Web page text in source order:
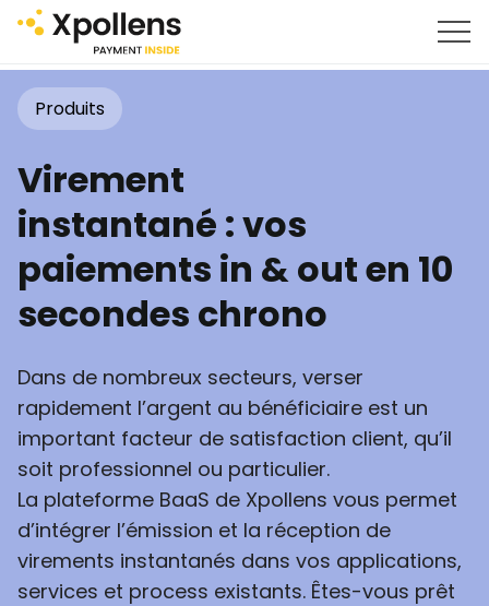
Produits
Virement
instantané : vos
paiements in & out en 10
secondes chrono
Dans de nombreux secteurs, verser
rapidement l’argent au bénéficiaire est un
important facteur de satisfaction client, qu’il
soit professionnel ou particulier.
La plateforme BaaS de Xpollens vous permet
d’intégrer l’émission et la réception de
virements instantanés dans vos applications,
services et process existants. Êtes-vous prêt